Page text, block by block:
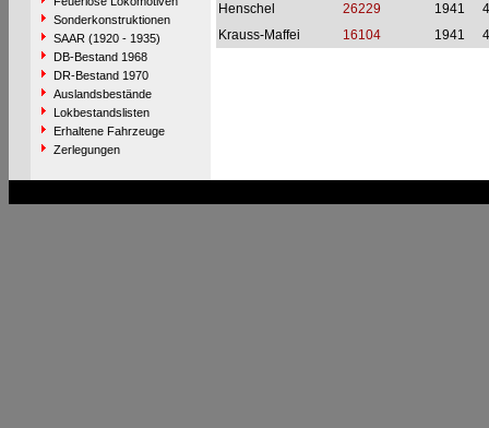
Sonderkonstruktionen
SAAR (1920 - 1935)
DB-Bestand 1968
DR-Bestand 1970
Auslandsbestände
Lokbestandslisten
Erhaltene Fahrzeuge
Zerlegungen
Henschel
26229 1941
Krauss-Maffei
16104 1941